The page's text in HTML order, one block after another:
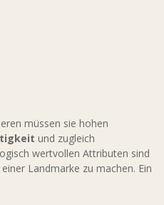
müssen sie hohen
und zugleich
wertvollen Attributen sind
Landmarke zu machen. Ein